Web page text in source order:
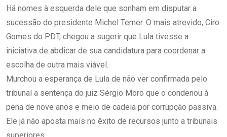
Há nomes à esquerda dele que sonham em disputar a
sucessão do presidente Michel Temer. O mais atrevido, Ciro
Gomes do PDT, chegou a sugerir que Lula tivesse a
iniciativa de abdicar de sua candidatura para coordenar a
escolha de outra mais viável.
Murchou a esperança de Lula de não ver confirmada pelo
tribunal a sentença do juiz Sérgio Moro que o condenou à
pena de nove anos e meio de cadeia por corrupção passiva.
Ele já não aposta mais no êxito de recursos junto a tribunais